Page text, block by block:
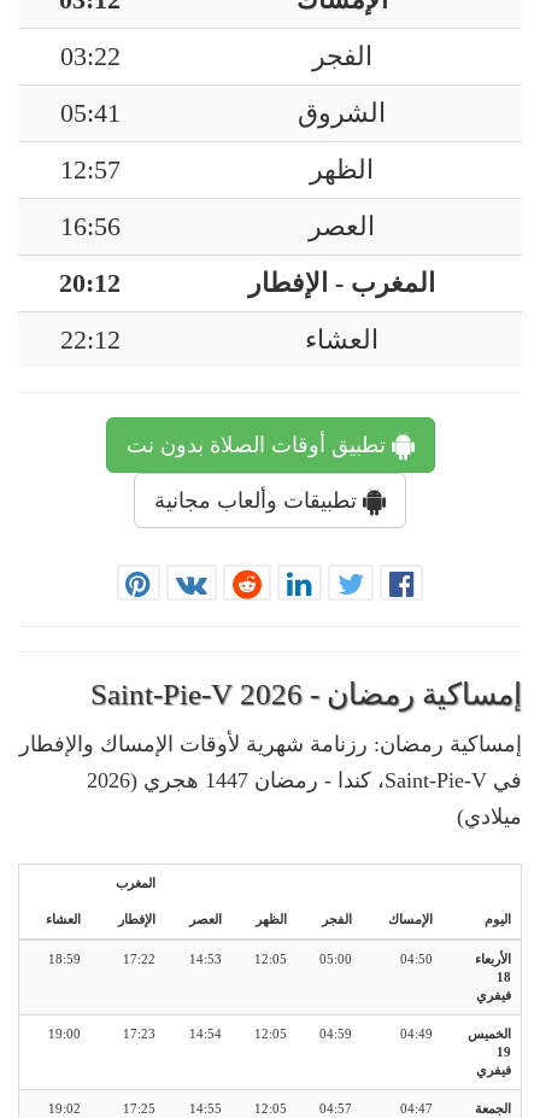
الفجر
03:22
الشروق
05:41
الظهر
12:57
العصر
16:56
المغرب - الإفطار
20:12
العشاء
22:12
تطبيق أوقات الصلاة بدون نت
تطبيقات وألعاب مجانية
إمساكية رمضان - Saint-Pie-V 2026
إمساكية رمضان: رزنامة شهرية لأوقات الإمساك والإفطار
في Saint-Pie-V، كندا - رمضان 1447 هجري (2026
ميلادي)
اليوم الإمساك الفجر الظهر العصر
المغرب
الإفطار العشاء
الأربعاء
18
فيفري
04:50
05:00
12:05
14:53
17:22
18:59
الخميس
19
فيفري
04:49
04:59
12:05
14:54
17:23
19:00
الجمعة
04:47
04:57
12:05
14:55
17:25
19:02